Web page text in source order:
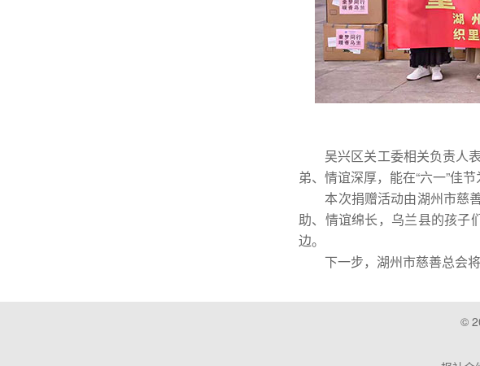
吴兴区关工委相关负责人表
弟、情谊深厚，能在“六一”佳
本次捐赠活动由湖州市慈善
助、情谊绵长，乌兰县的孩子
边。
下一步，湖州市慈善总会将
©